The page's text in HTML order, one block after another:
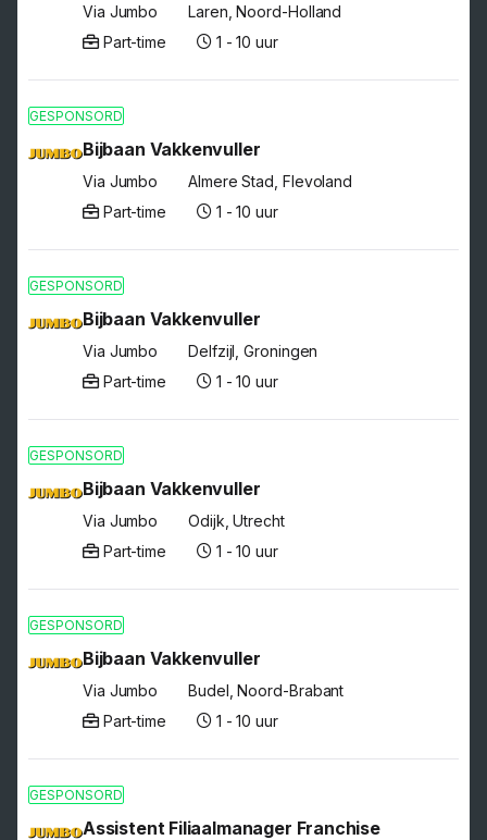
Via Jumbo
Laren, Noord-Holland
Part-time
1 - 10 uur
GESPONSORD
Bijbaan Vakkenvuller
Via Jumbo
Almere Stad, Flevoland
Part-time
1 - 10 uur
GESPONSORD
Bijbaan Vakkenvuller
Via Jumbo
Delfzijl, Groningen
Part-time
1 - 10 uur
GESPONSORD
Bijbaan Vakkenvuller
Via Jumbo
Odijk, Utrecht
Part-time
1 - 10 uur
GESPONSORD
Bijbaan Vakkenvuller
Via Jumbo
Budel, Noord-Brabant
Part-time
1 - 10 uur
GESPONSORD
Assistent Filiaalmanager Franchise